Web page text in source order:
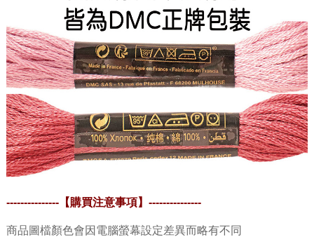
---------------【購買注意事項】 ---------------
商品圖檔顏色會因電腦螢幕設定差異而略有不同